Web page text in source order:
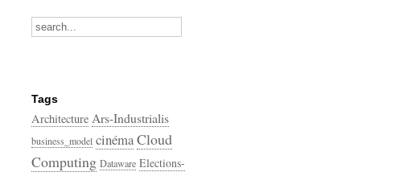
Tags
Architecture Ars-Industrialis
business_model cinémaCloud
Computing Dataware Elections-